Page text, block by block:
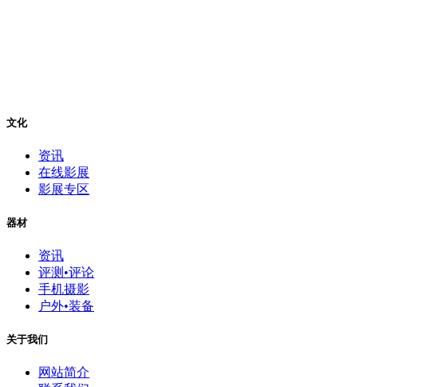
文化
资讯
在线影展
影展专区
器材
资讯
评测•评论
手机摄影
户外•装备
关于我们
网站简介